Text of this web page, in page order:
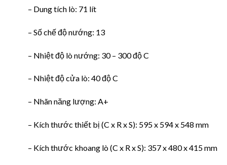
– Dung tích lò: 71 lít
– Số chế độ nướng: 13
– Nhiệt độ lò nướng: 30 – 300 độ C
– Nhiệt độ cửa lò: 40 độ C
– Nhãn năng lượng: A+
– Kích thước thiết bị (C x R x S): 595 x 594 x 548 mm
– Kích thước khoang lò (C x R x S): 357 x 480 x 415 mm